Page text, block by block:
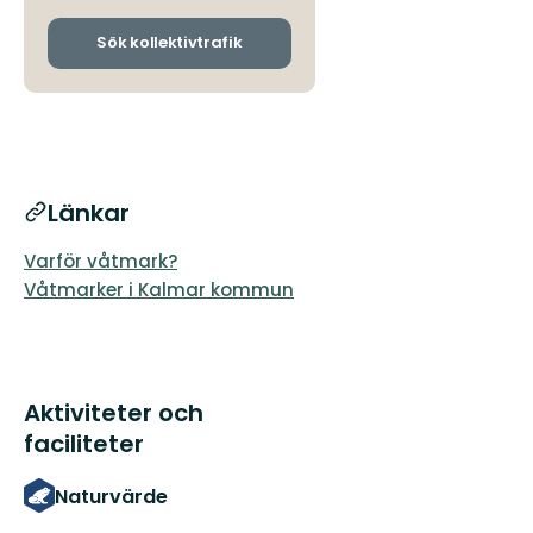
och
Sök kollektivtrafik
Länkar
Varför våtmark?
Våtmarker i Kalmar kommun
Aktiviteter och
faciliteter
Naturvärde